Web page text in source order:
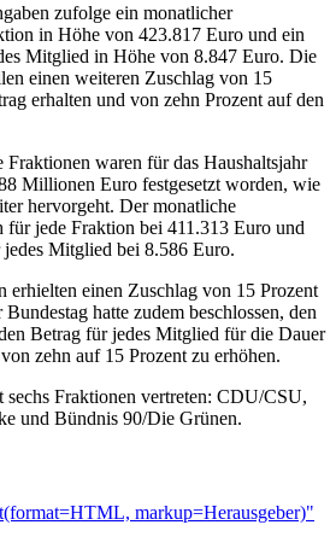
zufolge ein monatlicher
in Höhe von 423.817 Euro und ein
Mitglied in Höhe von 8.847 Euro. Die
einen weiteren Zuschlag von 15
erhalten und von zehn Prozent auf den
waren für das Haushaltsjahr
Millionen Euro festgesetzt worden, wie
hervorgeht. Der monatliche
für jede Fraktion bei 411.313 Euro und
Mitglied bei 8.586 Euro.
erhielten einen Zuschlag von 15 Prozent
hatte zudem beschlossen, den
Betrag für jedes Mitglied für die Dauer
zehn auf 15 Prozent zu erhöhen.
sechs Fraktionen vertreten: CDU/CSU,
und Bündnis 90/Die Grünen.
markup=Herausgeber)"